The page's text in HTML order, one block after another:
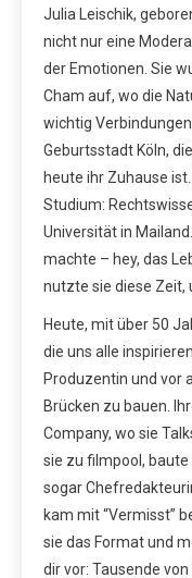
Julia Leischik,
nicht nur eine
der Emotionen. Sie
Cham auf, wo die
wichtig
Geburtsstadt Köln,
heute ihr Zuhause
Studium:
Universität in
machte – hey, das
nutzte sie diese Zeit,
Heute, mit über 50
die uns alle
Produzentin und vor
Brücken zu bauen.
Company, wo sie
sie zu filmpool,
sogar
kam mit “Vermisst”
sie das Format und
dir vor: Tausende